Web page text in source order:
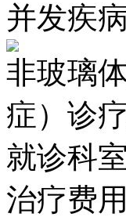
并发疾病
非玻璃
症）诊
就诊科室
治疗费用